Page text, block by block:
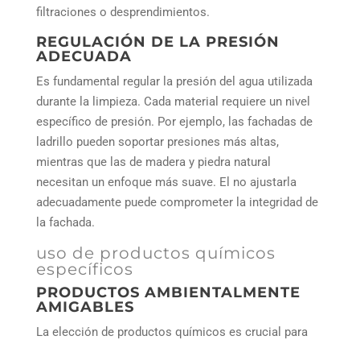
filtraciones o desprendimientos.
REGULACIÓN DE LA PRESIÓN
ADECUADA
Es fundamental regular la presión del agua utilizada
durante la limpieza. Cada material requiere un nivel
específico de presión. Por ejemplo, las fachadas de
ladrillo pueden soportar presiones más altas,
mientras que las de madera y piedra natural
necesitan un enfoque más suave. El no ajustarla
adecuadamente puede comprometer la integridad de
la fachada.
uso de productos químicos
específicos
PRODUCTOS AMBIENTALMENTE
AMIGABLES
La elección de productos químicos es crucial para